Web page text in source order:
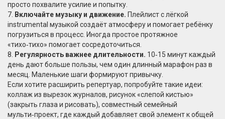
просто похвалите усилие и попытку.
7. Включайте музыку и движение. Плейлист с лёгкой
instrumental музыкой создаёт атмосферу и помогает ребёнку
погрузиться в процесс. Иногда простое протяжное
«тихо‑тихо» помогает сосредоточиться.
8.
Регулярность важнее длительности. 10‑15 минут каждый
день дают больше пользы, чем один длинный марафон раз в
месяц. Маленькие шаги формируют привычку.
Если хотите расширить репертуар, попробуйте такие идеи:
коллаж из вырезок журналов, рисунок «слепой кистью»
(закрыть глаза и рисовать), совместный семейный
мульти‑проект, где каждый добавляет свой элемент к общей